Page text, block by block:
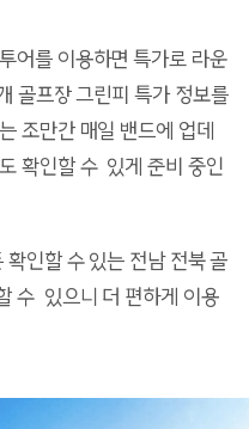
어를 이용하면 특가로 라운
골프장 그린피 특가 정보를
조만간 매일 밴드에 업데
확인할 수 있게 준비 중인
인할 수 있는 전남 전북 골
수 있으니 더 편하게 이용